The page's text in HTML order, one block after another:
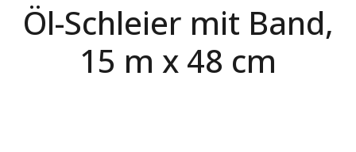
Öl-Schleier mit Band,
15 m x 48 cm